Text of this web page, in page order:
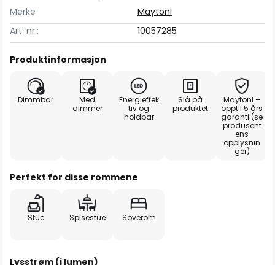
Merke
Maytoni
Art. nr.:
10057285
Produktinformasjon
Dimmbar
Med
dimmer
Energieffek
tiv og
holdbar
Slå på
produktet
Maytoni –
opptil 5 års
garanti (se
produsent
ens
opplysnin
ger)
Perfekt for disse rommene
Stue Spisestue Soverom
Lysstrøm (i lumen)